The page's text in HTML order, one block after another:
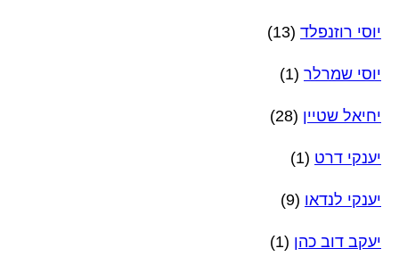
יוסי רוזנפלד (13)
יוסי שמרלר (1)
יחיאל שטיין (28)
יענקי דרט (1)
יענקי לנדאו (9)
יעקב דוב כהן (1)